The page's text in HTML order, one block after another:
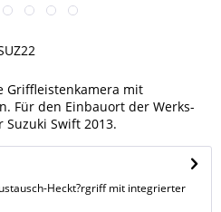
Griffleistenkamera mit
Für den Einbauort der Werks-
Suzuki Swift 2013.
Heckt?rgriff mit integrierter